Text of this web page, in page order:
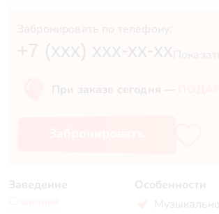
Забронировать по телефону:
+7 (xxx) xxx-xx-xx
При заказе сегодня —
Заведение
Особенности